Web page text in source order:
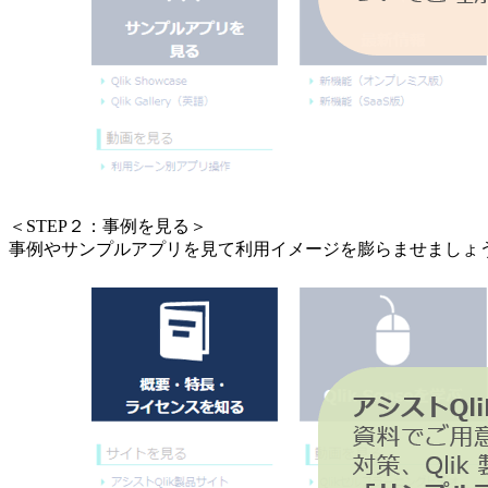
＜STEP２：事例を見る＞
事例やサンプルアプリを見て利用イメージを膨らませましょ